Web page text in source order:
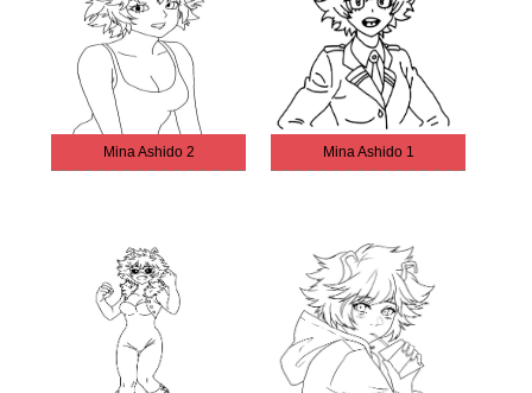
Mina Ashido 2 Mina Ashido 1